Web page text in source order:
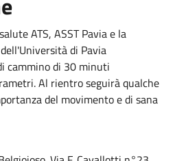
ATS, ASST Pavia e la
di Pavia
cammino di 30 minuti
Al rientro seguirà qualche
del movimento e di sana